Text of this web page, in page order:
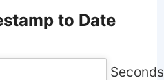
to Date
Seconds